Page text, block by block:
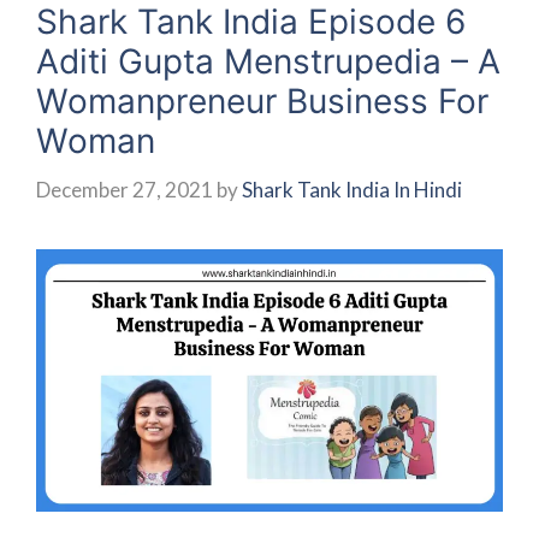
Shark Tank India Episode 6
Aditi Gupta Menstrupedia – A
Womanpreneur Business For
Woman
December 27, 2021 byShark Tank India In Hindi